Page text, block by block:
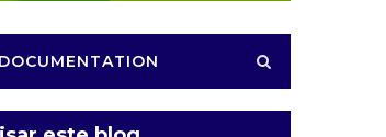
DOCUMENTATION